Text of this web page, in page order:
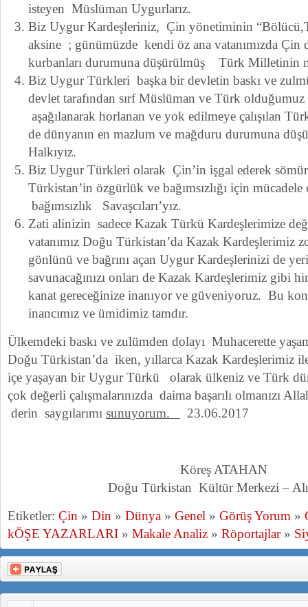
isteyen Müslüman Uygurlarız.
Biz Uygur Kardeşleriniz, Çin yönetiminin
aksine ; günümüzde kendi öz ana vatanımızda Çin
kurbanları durumuna düşürülmüş Türk Milletinin
Biz Uygur Türkleri başka bir devletin baskı ve
devlet tarafından sırf Müslüman ve Türk
aşağılanarak horlanan ve yok edilmeye çalışılan
de dünyanın en mazlum ve mağduru durumuna
Halkıyız.
Biz Uygur Türkleri olarak Çin’in işgal ederek
Türkistan’in özgürlük ve bağımsızlığı için
bağımsızlık Savaşcıları’yız.
Zati alinizin sadece Kazak Türkü Kardeşlerimize
vatanımız Doğu Türkistan’da Kazak Kardeşlerimiz
gönlünü ve bağrını açan Uygur Kardeşlerinizi de
savunacağınızı onları de Kazak Kardeşlerimiz gibi
kanat gereceğinize inanıyor ve güveniyoruz. Bu
inancımız ve ümidimiz tamdır.
Ülkemdeki baskı ve zulümden dolayı Muhacerette
Doğu Türkistan’da iken, yıllarca Kazak Kardeşlerimiz
içe yaşayan bir Uygur Türkü olarak ülkeniz ve Türk
çok değerli çalışmalarınızda daima başarılı olmanızı
derin saygılarımı sunuyorum. 23.06.2017
Köreş ATAHAN
Doğu Türkistan Kültür Merkezi –
Etiketler: Çin » Din » Dünya » Genel » Görüş Yorum »
kÖŞE YAZARLARI » Makale Analiz » Röportajlar»